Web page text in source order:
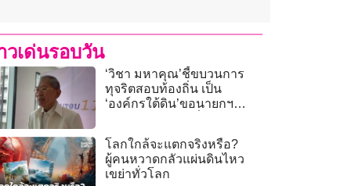
วเด่นรอบวัน
‘วิชา มหาคุณ’ชี้ขบวนการ
ทุจริตสอบท้องถิ่น เป็น
‘องค์กรใต้ดิน’ขอนายกฯ
โลกใกล้จะแตกจริงหรือ?
ผู้คนหวาดกลัวแผ่นดินไหว
เขย่าทั่วโลก